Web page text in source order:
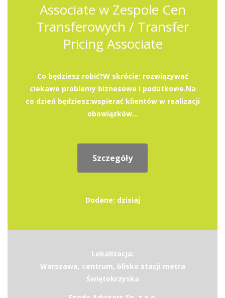
Associate w Zespole Cen
Transferowych / Transfer
Pricing Associate
Co będziesz robić?W skrócie: rozwiązywać
ciekawe problemy biznesowe i podatkowe.Na
co dzień będziesz:wspierać klientów w realizacji
obowiązków...
Szczegóły
Dodane: dzisiaj
Lokalizacja:
Warszawa, centrum, blisko stacji metra
Świętokrzyska